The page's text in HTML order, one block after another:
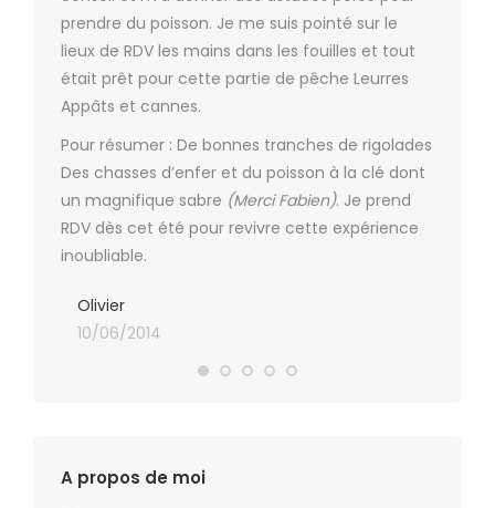
prendre du poisson. Je me suis pointé sur le
lieux de RDV les mains dans les fouilles et tout
était prêt pour cette partie de pêche Leurres
Appâts et cannes.
Pour résumer : De bonnes tranches de rigolades
Des chasses d’enfer et du poisson à la clé dont
un magnifique sabre (Merci Fabien). Je prend
RDV dès cet été pour revivre cette expérience
inoubliable.
Olivier
10/06/2014
A propos de moi